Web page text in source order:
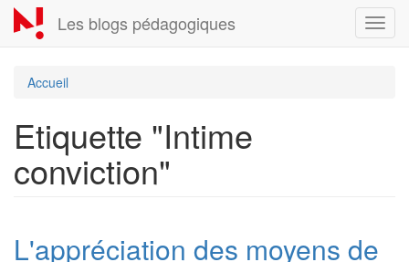
Aller
au
contenu
Les blogs pédagogiques
Accueil
Etiquette "Intime
conviction"
L'appréciation des moyens de